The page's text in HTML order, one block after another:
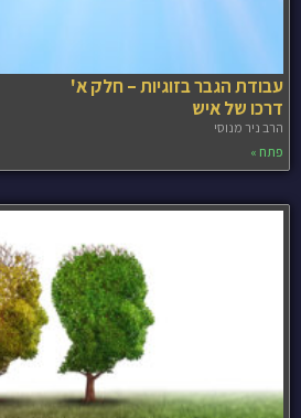
עבודת הגבר בזוגיות – חלק א'
דרכו של איש
הרב ניר מנוסי
פתח »